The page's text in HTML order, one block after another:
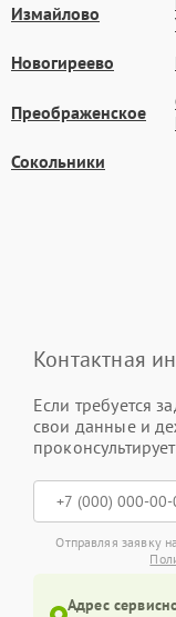
Измайлово
Новогиреево
Преображенское
Сокольники
Контактная
Если требуется
свои данные и
Отправляя заявку
Адрес